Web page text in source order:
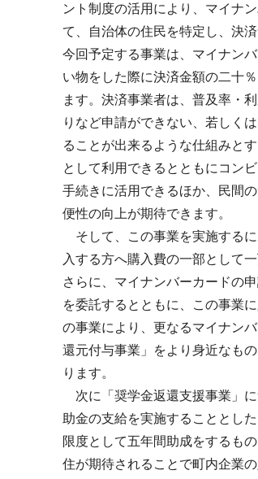
ント制度の活用により、マイナ
て、自治体の住民を特定し、決
今回予定する事業は、マイナン
い物をした際に決済金額の二十
ます。決済事業者は、普及率・
りなど申請ができない、若しく
ることが出来るような仕組みと
として利用できるとともにコン
手続きに活用できるほか、民間
便性の向上が期待できます。
そして、この事業を実施する
入する方へ購入費の一部として
さらに、マイナンバーカードの
を委託するとともに、この事業
の事業により、更なるマイナン
還元付与事業」をより身近なも
ります。
次に「奨学金返還支援事業」
助金の支給を実施することとし
限度として五年間助成をするも
住が期待されることで町内企業